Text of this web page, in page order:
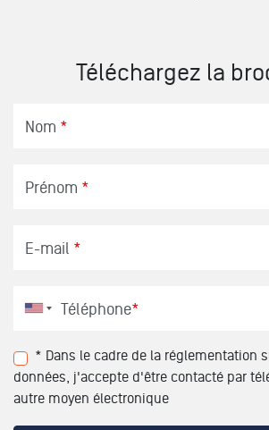
Téléchargez la
Nom *
Prénom *
E-mail *
Téléphone*
* Dans le cadre de la réglementation
données, j'accepte d'être contacté par
autre moyen électronique